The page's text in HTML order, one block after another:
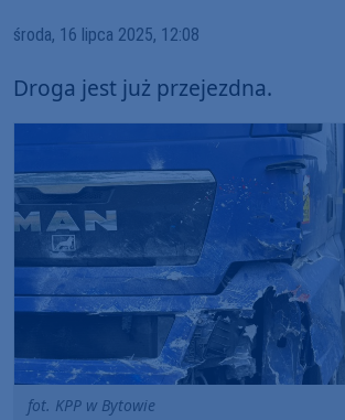
środa, 16 lipca 2025, 12:08
Droga jest już przejezdna.
fot. KPP w Bytowie